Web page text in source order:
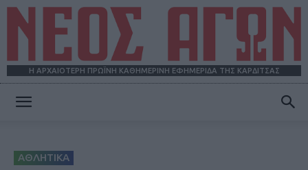
Η ΑΡΧΑΙΟΤΕΡΗ ΠΡΩΪΝΗ ΚΑΘΗΜΕΡΙΝΗ ΕΦΗΜΕΡΙΔΑ ΤΗΣ ΚΑΡΔΙΤΣΑΣ
ΑΘΛΗΤΙΚΑ